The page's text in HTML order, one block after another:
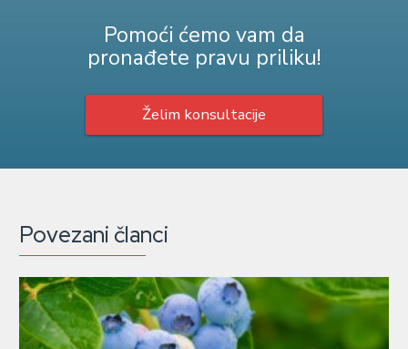
Pomoći ćemo vam da
pronađete pravu priliku!
Želim konsultacije
Povezani članci